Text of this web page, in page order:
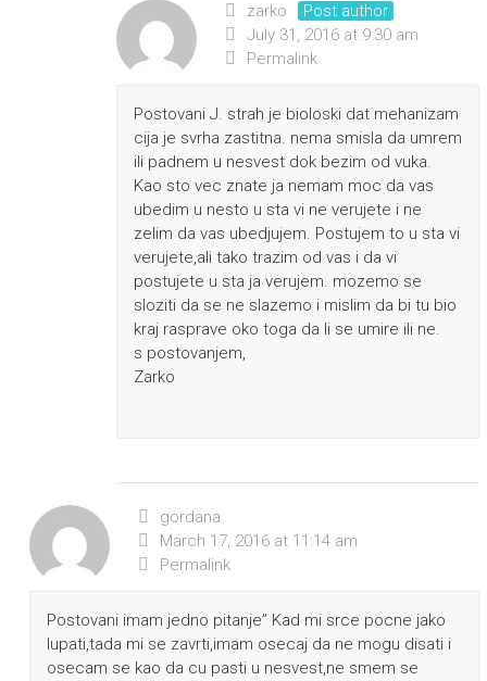
zarko
Post author
July 31, 2016 at 9:30 am
Permalink
Postovani J. strah je bioloski dat mehanizam
cija je svrha zastitna. nema smisla da umrem
ili padnem u nesvest dok bezim od vuka.
Kao sto vec znate ja nemam moc da vas
ubedim u nesto u sta vi ne verujete i ne
zelim da vas ubedjujem. Postujem to u sta vi
verujete,ali tako trazim od vas i da vi
postujete u sta ja verujem. mozemo se
sloziti da se ne slazemo i mislim da bi tu bio
kraj rasprave oko toga da li se umire ili ne.
s postovanjem,
Zarko
gordana
March 17, 2016 at 11:14 am
Permalink
Postovani imam jedno pitanje” Kad mi srce pocne jako
lupati,tada mi se zavrti,imam osecaj da ne mogu disati i
osecam se kao da cu pasti u nesvest,ne smem se